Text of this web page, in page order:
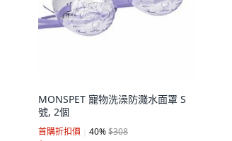
MONSPET 寵物洗澡防濺水面罩 S
號, 2個
首購折扣價 40%$308